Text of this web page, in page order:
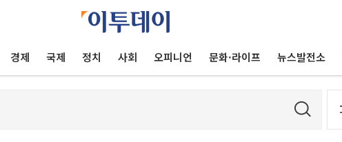
경제 국제 정치 사회 오피니언 문화·라이프 뉴스발전소